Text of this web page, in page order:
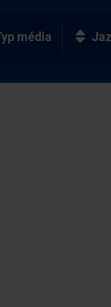
média